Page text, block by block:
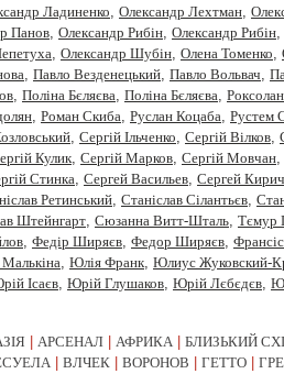
Ладиненко, Олександр Лехтман,
Панов, Олександр Рибiн, Олександр Рибін,
, Олександр Шубін, Олена Томенко,
, Павло Везденецький, Павло Вольвач,
, Полiна Бєляєва, Поліна Бєляєва,
, Роман Скиба, Руслан Коцаба, Рустем
, Сергій Ільченко, Сергій Вілков,
Кулик, Сергій Марков, Сергій Мовчан,
Стинка, Сергей Васильев, Сергей
Ретинський, Станіслав Сілантьєв,
Штейнгарт, Сюзанна Витт-Шталь, Тємур
, Федір Ширяєв, Федор Ширяєв,
, Юлія Франк, Юлиус Жуковский-
Ісаєв, Юрій Глушаков, Юрій Лєбєдєв,
АРСЕНАЛ АФРИКА БЛИЗЬКИЙ
ВЛЧЕК ВОРОНОВ ГЕТТО